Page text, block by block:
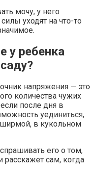
мочу, у него
уходят на что-то
у ребенка
напряжения — это
количества чужих
после дня в
уединиться,
ширмой, в кукольном
его о том,
расскажет сам, когда